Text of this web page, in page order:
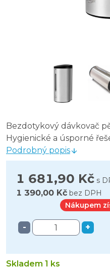
Bezdotykový dávkovač
Hygienické a úsporné
Podrobný popis
1 681,90 Kč s
1 390,00 Kč bez DPH
Nákupem
- +
Skladem 1 ks